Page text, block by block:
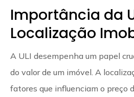
Importância da
Localização
A ULI desempenha um papel
do valor de um imóvel. A
fatores que influenciam o preço